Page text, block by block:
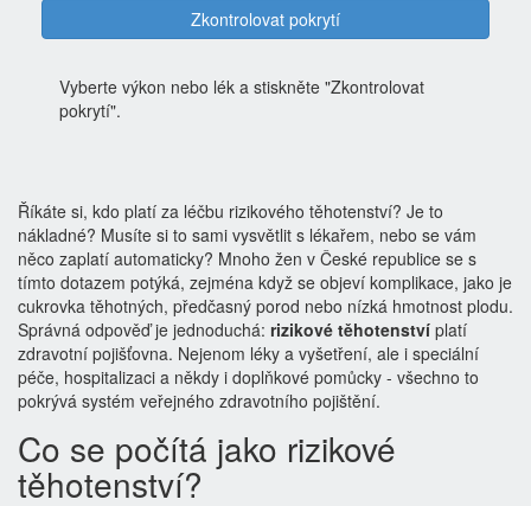
Zkontrolovat pokrytí
Vyberte výkon nebo lék a stiskněte "Zkontrolovat
pokrytí".
Říkáte si, kdo platí za léčbu rizikového těhotenství? Je to
nákladné? Musíte si to sami vysvětlit s lékařem, nebo se vám
něco zaplatí automaticky? Mnoho žen v České republice se s
tímto dotazem potýká, zejména když se objeví komplikace, jako je
cukrovka těhotných, předčasný porod nebo nízká hmotnost plodu.
Správná odpověď je jednoduchá: rizikové těhotenství platí
zdravotní pojišťovna. Nejenom léky a vyšetření, ale i speciální
péče, hospitalizaci a někdy i doplňkové pomůcky - všechno to
pokrývá systém veřejného zdravotního pojištění.
Co se počítá jako rizikové
těhotenství?